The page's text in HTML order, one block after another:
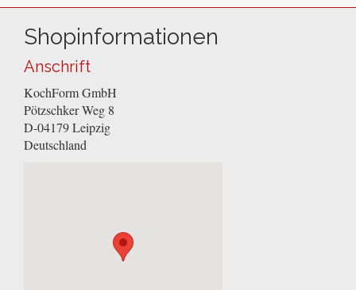
Shopinformationen
Anschrift
KochForm GmbH
Pötzschker Weg 8
D-04179Leipzig
Deutschland